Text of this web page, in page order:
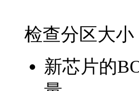
检查分区大小
新芯片的